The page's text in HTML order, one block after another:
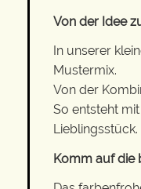
Von der Idee
In unserer
Mustermix.
Von der
So entsteht
Lieblingsstück.
Komm auf die